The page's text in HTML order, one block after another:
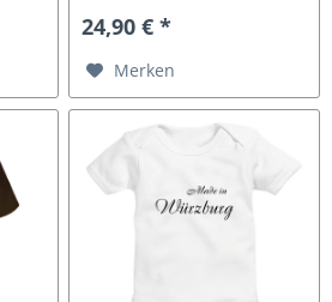
24,90 € *
Merken